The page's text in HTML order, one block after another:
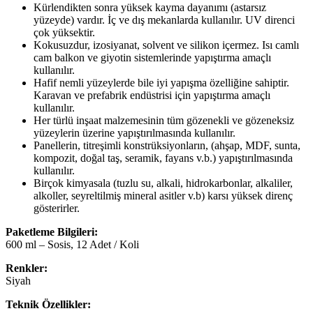
Kürlendikten sonra yüksek kayma dayanımı (astarsız
yüzeyde) vardır. İç ve dış mekanlarda kullanılır. UV direnci
çok yüksektir.
Kokusuzdur, izosiyanat, solvent ve silikon içermez. Isı camlı
cam balkon ve giyotin sistemlerinde yapıştırma amaçlı
kullanılır.
Hafif nemli yüzeylerde bile iyi yapışma özelliğine sahiptir.
Karavan ve prefabrik endüstrisi için yapıştırma amaçlı
kullanılır.
Her türlü inşaat malzemesinin tüm gözenekli ve gözeneksiz
yüzeylerin üzerine yapıştırılmasında kullanılır.
Panellerin, titreşimli konstrüksiyonların, (ahşap, MDF, sunta,
kompozit, doğal taş, seramik, fayans v.b.) yapıştırılmasında
kullanılır.
Birçok kimyasala (tuzlu su, alkali, hidrokarbonlar, alkaliler,
alkoller, seyreltilmiş mineral asitler v.b) karsı yüksek direnç
gösterirler.
Paketleme Bilgileri:
600 ml – Sosis, 12 Adet / Koli
Renkler:
Siyah
Teknik Özellikler: